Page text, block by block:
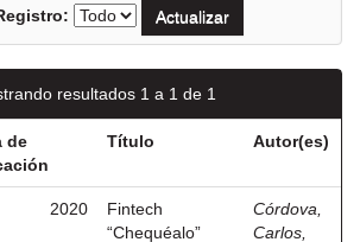
resultados 1 a 1 de 1
de
Título Autor(es)
2020
Fintech
“Chequéalo”
Córdova,
Carlos,